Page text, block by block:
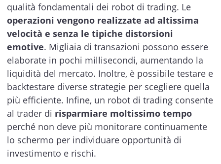
qualità fondamentali dei robot di trading. Le
operazioni vengono realizzate ad altissima
velocità e senza le tipiche distorsioni
emotive. Migliaia di transazioni possono essere
elaborate in pochi millisecondi, aumentando la
liquidità del mercato. Inoltre, è possibile testare e
backtestare diverse strategie per scegliere quella
più efficiente. Infine, un robot di trading consente
al trader di risparmiare moltissimo tempo
perché non deve più monitorare continuamente
lo schermo per individuare opportunità di
investimento e rischi.